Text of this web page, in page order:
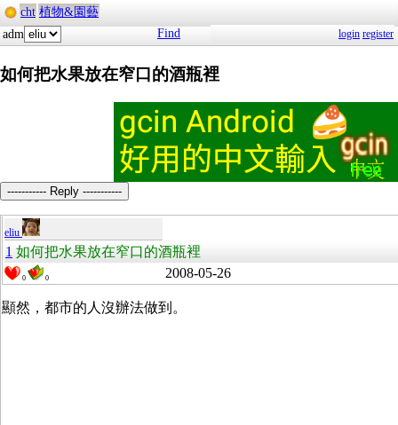
cht 植物&園藝
adm
Find login register
如何把水果放在窄口的酒瓶裡
----------- Reply -----------
eliu
1 如何把水果放在窄口的酒瓶裡
0 0 2008-05-26
顯然，都市的人沒辦法做到。